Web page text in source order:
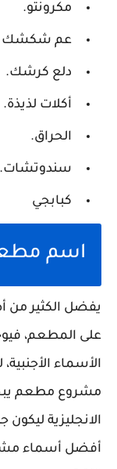
مكرونتو.
عم شكشك
دلع كرشك.
أكلات لذيذة.
الحراق.
سندوتشات.
كبابجي
اسم
يفضل الكثير من
على المطعم،
الأسماء
مشروع مطعم
الانجليزية
أفضل أسماء